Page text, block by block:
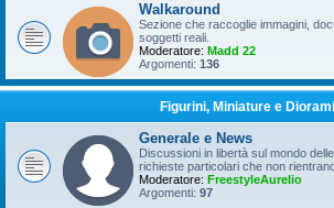
Walkaround
Sezione che raccoglie immagini,
soggetti reali.
Moderatore: Madd 22
Argomenti: 136
Figurini, Miniature e Diorami
Generale e News
Discussioni in libertà sul mondo
richieste particolari che non
Moderatore: FreestyleAurelio
Argomenti: 97